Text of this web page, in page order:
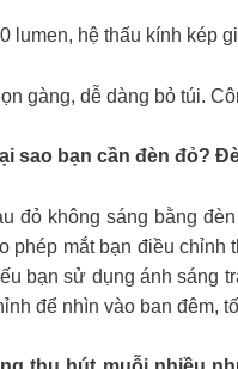
lumen, hệ thấu kính kép
gàng, dễ dàng bỏ túi.
sao bạn cần đèn đỏ?
đỏ không sáng bằng
phép mắt bạn điều chỉnh
bạn sử dụng ánh sáng
để nhìn vào ban đêm,